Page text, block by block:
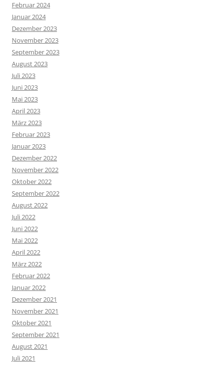
Februar 2024
Januar 2024
Dezember 2023
November 2023
September 2023
August 2023
Juli 2023
Juni 2023
Mai 2023
April 2023
März 2023
Februar 2023
Januar 2023
Dezember 2022
November 2022
Oktober 2022
September 2022
August 2022
Juli 2022
Juni 2022
Mai 2022
April 2022
März 2022
Februar 2022
Januar 2022
Dezember 2021
November 2021
Oktober 2021
September 2021
August 2021
Juli 2021